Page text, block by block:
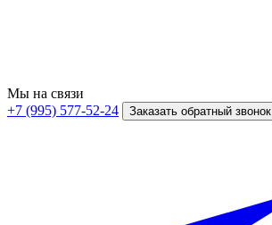
Мы на связи
+7 (995) 577-52-24
Заказать обратный звонок